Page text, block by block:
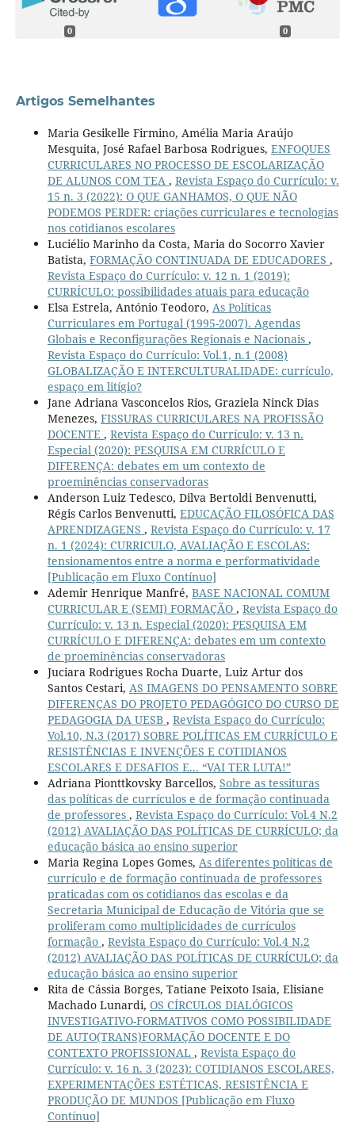
0 0
Artigos Semelhantes
Maria Gesikelle Firmino, Amélia Maria Araújo
Mesquita, José Rafael Barbosa Rodrigues, ENFOQUES
CURRICULARES NO PROCESSO DE ESCOLARIZAÇÃO
DE ALUNOS COM TEA , Revista Espaço do Currículo: v.
15 n. 3 (2022): O QUE GANHAMOS, O QUE NÃO
PODEMOS PERDER: criações curriculares e tecnologias
nos cotidianos escolares
Luciélio Marinho da Costa, Maria do Socorro Xavier
Batista, FORMAÇÃO CONTINUADA DE EDUCADORES ,
Revista Espaço do Currículo: v. 12 n. 1 (2019):
CURRÍCULO: possibilidades atuais para educação
Elsa Estrela, António Teodoro, As Políticas
Curriculares em Portugal (1995-2007). Agendas
Globais e Reconfigurações Regionais e Nacionais ,
Revista Espaço do Currículo: Vol.1, n.1 (2008)
GLOBALIZAÇÃO E INTERCULTURALIDADE: currículo,
espaço em litígio?
Jane Adriana Vasconcelos Rios, Graziela Ninck Dias
Menezes, FISSURAS CURRICULARES NA PROFISSÃO
DOCENTE , Revista Espaço do Currículo: v. 13 n.
Especial (2020): PESQUISA EM CURRÍCULO E
DIFERENÇA: debates em um contexto de
proeminências conservadoras
Anderson Luiz Tedesco, Dilva Bertoldi Benvenutti,
Régis Carlos Benvenutti, EDUCAÇÃO FILOSÓFICA DAS
APRENDIZAGENS , Revista Espaço do Currículo: v. 17
n. 1 (2024): CURRICULO, AVALIAÇÃO E ESCOLAS:
tensionamentos entre a norma e performatividade
[Publicação em Fluxo Contínuo]
Ademir Henrique Manfré, BASE NACIONAL COMUM
CURRICULAR E (SEMI) FORMAÇÃO , Revista Espaço do
Currículo: v. 13 n. Especial (2020): PESQUISA EM
CURRÍCULO E DIFERENÇA: debates em um contexto
de proeminências conservadoras
Juciara Rodrigues Rocha Duarte, Luiz Artur dos
Santos Cestari, AS IMAGENS DO PENSAMENTO SOBRE
DIFERENÇAS DO PROJETO PEDAGÓGICO DO CURSO DE
PEDAGOGIA DA UESB , Revista Espaço do Currículo:
Vol.10, N.3 (2017) SOBRE POLÍTICAS EM CURRÍCULO E
RESISTÊNCIAS E INVENÇÕES E COTIDIANOS
ESCOLARES E DESAFIOS E... “VAI TER LUTA!”
Adriana Pionttkovsky Barcellos, Sobre as tessituras
das políticas de currículos e de formação continuada
de professores , Revista Espaço do Currículo: Vol.4 N.2
(2012) AVALIAÇÃO DAS POLÍTICAS DE CURRÍCULO; da
educação básica ao ensino superior
Maria Regina Lopes Gomes, As diferentes políticas de
currículo e de formação continuada de professores
praticadas com os cotidianos das escolas e da
Secretaria Municipal de Educação de Vitória que se
proliferam como multiplicidades de currículos
formação , Revista Espaço do Currículo: Vol.4 N.2
(2012) AVALIAÇÃO DAS POLÍTICAS DE CURRÍCULO; da
educação básica ao ensino superior
Rita de Cássia Borges, Tatiane Peixoto Isaia, Elisiane
Machado Lunardi, OS CÍRCULOS DIALÓGICOS
INVESTIGATIVO-FORMATIVOS COMO POSSIBILIDADE
DE AUTO(TRANS)FORMAÇÃO DOCENTE E DO
CONTEXTO PROFISSIONAL , Revista Espaço do
Currículo: v. 16 n. 3 (2023): COTIDIANOS ESCOLARES,
EXPERIMENTAÇÕES ESTÉTICAS, RESISTÊNCIA E
PRODUÇÃO DE MUNDOS [Publicação em Fluxo
Contínuo]